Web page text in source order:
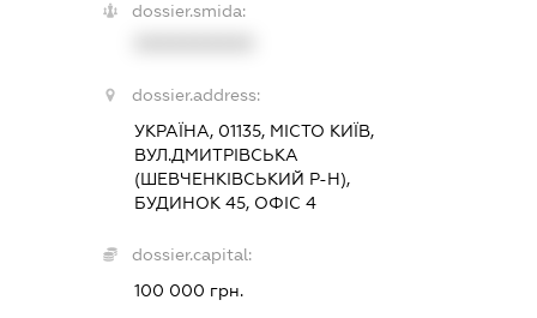
dossier.smida:
dossier.address:
УКРАЇНА, 01135, МІСТО КИЇВ,
ВУЛ.ДМИТРІВСЬКА
(ШЕВЧЕНКІВСЬКИЙ Р-Н),
БУДИНОК 45, ОФІС 4
dossier.capital:
100 000 грн.